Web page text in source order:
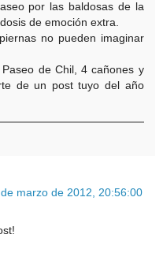
por las baldosas de la
de emoción extra.
no pueden imaginar
de Chil, 4 cañones y
de un post tuyo del año
marzo de 2012, 20:56:00